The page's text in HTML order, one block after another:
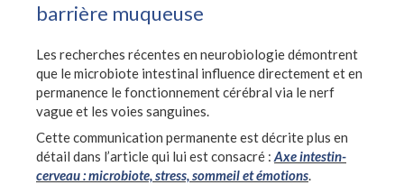
barrière muqueuse
Les recherches récentes en neurobiologie démontrent
que le microbiote intestinal influence directement et en
permanence le fonctionnement cérébral via le nerf
vague et les voies sanguines.
Cette communication permanente est décrite plus en
détail dans l’article qui lui est consacré : Axe intestin-
cerveau : microbiote, stress, sommeil et émotions.